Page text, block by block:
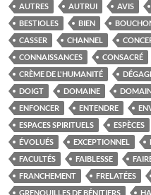
AUTRES
AUTRUI AVIS
BESTIOLES
BIEN
CASSER
CHANNEL
CONNAISSANCES
CONSACRÉ
CRÈME DE L'HUMANITÉ
DOIGT
DOMAINE
ENFONCER
ENTENDRE
ESPACES SPIRITUELS
ESPÈCES
ÉVOLUÉS
EXCEPTIONNEL
FACULTÉS
FAIBLESSE
FRANCHEMENT
FRELATÉES
GRENOUILLES DE BÉNITIERS